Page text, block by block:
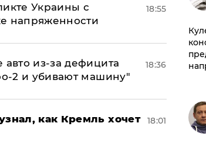
Украины с
напряженности
18:55
из-за дефицита
2 и убивают машину"
18:36
как Кремль хочет
18:01